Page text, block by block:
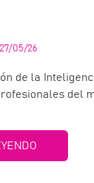
27/05/26
de la
del